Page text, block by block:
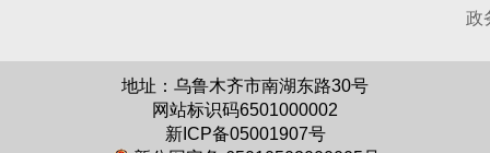
政
地址：乌鲁木齐市南湖东路30号
网站标识码6501000002
新ICP备05001907号